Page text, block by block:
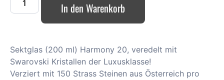
In den Warenkorb
Sektglas (200 ml) Harmony 20, veredelt mit
Swarovski Kristallen der Luxusklasse!
Verziert mit 150 Strass Steinen aus Österreich pro